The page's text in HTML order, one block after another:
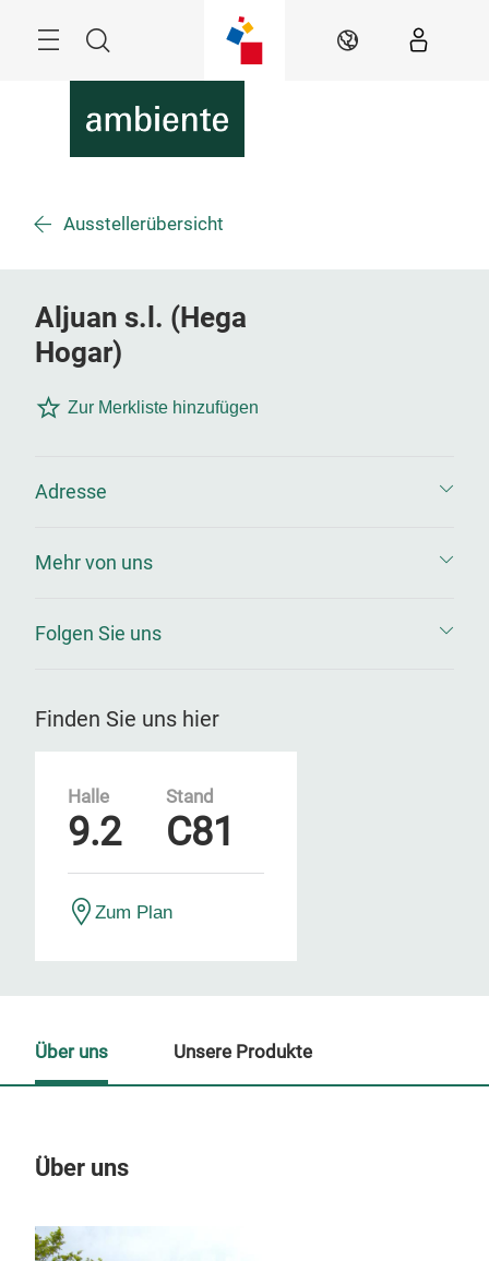
Suche DE
Ausstellerübersicht
Aljuan s.l. (Hega
Hogar)
Zur Merkliste hinzufügen
Adresse
Mehr von uns
Folgen Sie uns
Finden Sie uns hier
Halle
9.2
Stand
C81
Zum Plan
Über uns
Über uns Unsere Produkte